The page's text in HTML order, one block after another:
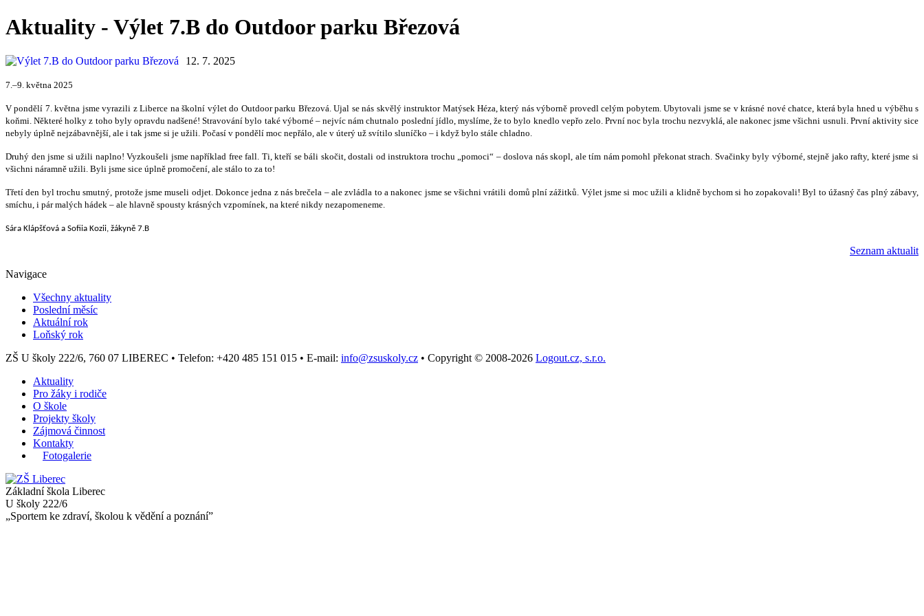
Aktuality - Výlet 7.B do Outdoor parku Březová
12. 7. 2025
7.–9. května 2025
V pondělí 7. května jsme vyrazili z Liberce na školní výlet do Outdoor parku Březová. Ujal se nás skvělý instruktor Matýsek Héza, který nás výborně provedl celým pobytem. Ubytovali jsme se v krásné nové chatce, která byla hned u výběhu s
koňmi. Některé holky z toho byly opravdu nadšené! Stravování bylo také výborné – nejvíc nám chutnalo poslední jídlo, myslíme, že to bylo knedlo vepřo zelo. První noc byla trochu nezvyklá, ale nakonec jsme všichni usnuli. První aktivity sice
nebyly úplně nejzábavnější, ale i tak jsme si je užili. Počasí v pondělí moc nepřálo, ale v úterý už svítilo sluníčko – i když bylo stále chladno.
Druhý den jsme si užili naplno! Vyzkoušeli jsme například free fall. Ti, kteří se báli skočit, dostali od instruktora trochu „pomoci“ – doslova nás skopl, ale tím nám pomohl překonat strach. Svačinky byly výborné, stejně jako rafty, které jsme si
všichni náramně užili. Byli jsme sice úplně promočení, ale stálo to za to!
Třetí den byl trochu smutný, protože jsme museli odjet. Dokonce jedna z nás brečela – ale zvládla to a nakonec jsme se všichni vrátili domů plní zážitků. Výlet jsme si moc užili a klidně bychom si ho zopakovali! Byl to úžasný čas plný zábavy,
smíchu, i pár malých hádek – ale hlavně spousty krásných vzpomínek, na které nikdy nezapomeneme.
Sára Klápšťová a Sofiia Kozii, žákyně 7.B
Seznam aktualit
Navigace
Všechny aktuality
Poslední měsíc
Aktuální rok
Loňský rok
ZŠ U školy 222/6, 760 07 LIBEREC • Telefon: +420 485 151 015 • E-mail: info@zsuskoly.cz • Copyright © 2008-2026 Logout.cz, s.r.o.
Aktuality
Pro žáky i rodiče
O škole
Projekty školy
Zájmová činnost
Kontakty
Fotogalerie
Základní škola Liberec
U školy 222/6
„Sportem ke zdraví, školou k vědění a poznání”